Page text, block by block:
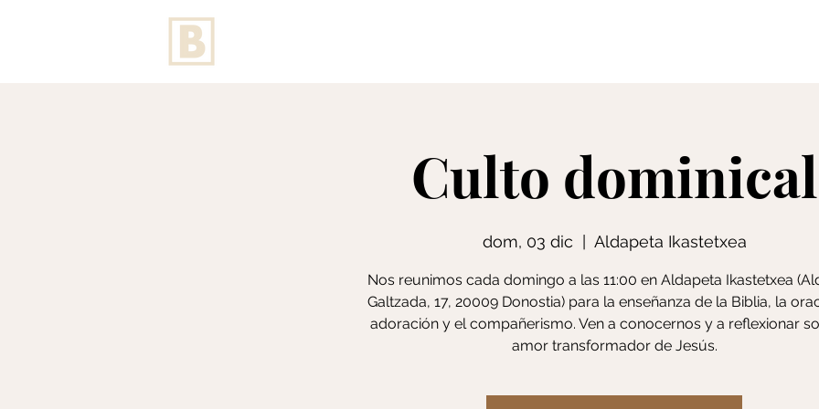
Culto dominical
dom, 03 dic Aldapeta Ikastetxea
Nos reunimos cada domingo a las 11:00 en Aldapeta Ikastetxea
Galtzada, 17, 20009 Donostia) para la enseñanza de la Biblia, la
adoración y el compañerismo. Ven a conocernos y a reflexionar
amor transformador de Jesús.